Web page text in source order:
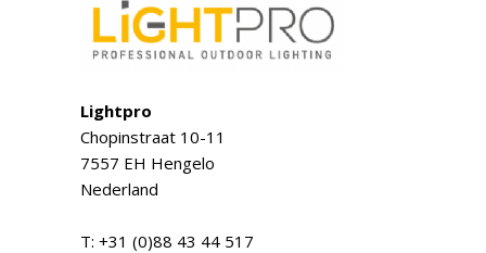
Lightpro
Chopinstraat 10-11
7557 EH Hengelo
Nederland
T: +31 (0)88 43 44 517